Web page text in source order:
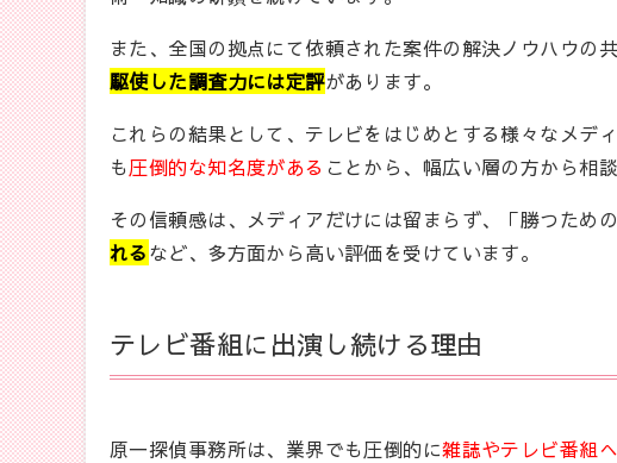
また、全国の拠点にて依頼された案件の解決ノウハウの
駆使した調査力には定評があります。
これらの結果として、テレビをはじめとする様々なメデ
も圧倒的な知名度がある ことから、幅広い層の方から相
その信頼感は、メディアだけには留まらず、「勝つため
れるなど、多方面から高い評価を受けています。
テレビ番組に出演し続ける理由
原一探偵事務所は、業界でも圧倒的に雑誌やテレビ番組